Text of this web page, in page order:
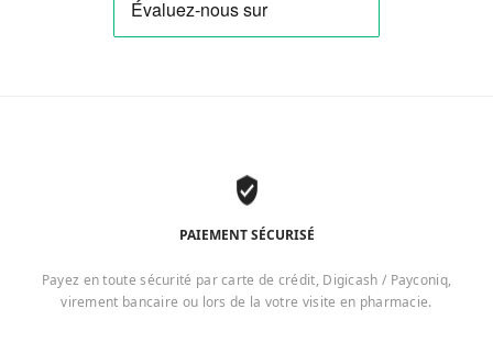
PAIEMENT SÉCURISÉ
Payez en toute sécurité par carte de crédit, Digicash / Payconiq,
virement bancaire ou lors de la votre visite en pharmacie.